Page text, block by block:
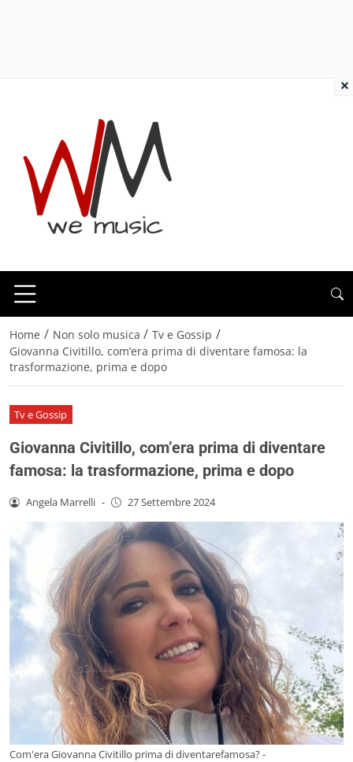
Home / Non solo musica / Tv e Gossip /
Giovanna Civitillo, com’era prima di diventare famosa: la
trasformazione, prima e dopo
Tv e Gossip
Giovanna Civitillo, com’era prima di diventare
famosa: la trasformazione, prima e dopo
Angela Marrelli - 27 Settembre 2024
Com'era Giovanna Civitillo prima di diventarefamosa? -
×